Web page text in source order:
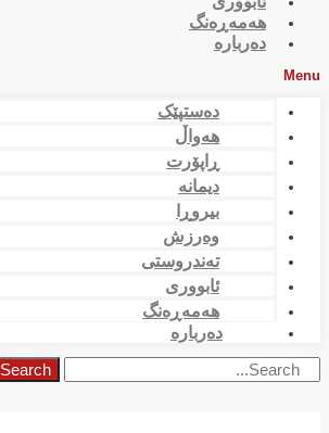
هەمەڕەنگ
دەربارە
Menu
دەستپێک
هەواڵ
ڕاپۆرت
دیمانە
بیروڕا
وەرزش
تەندروستی
ئابووری
هەمەڕەنگ
دەربارە
Search